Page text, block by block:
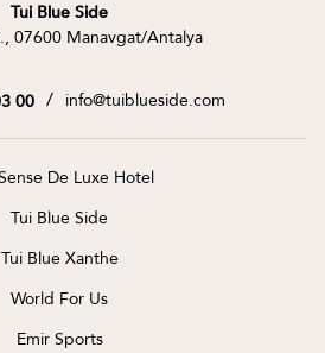
Tui Blue Side
07600 Manavgat/Antalya
00 / info@tuiblueside.com
De Luxe Hotel
Tui Blue Side
Tui Blue Xanthe
World For Us
Emir Sports